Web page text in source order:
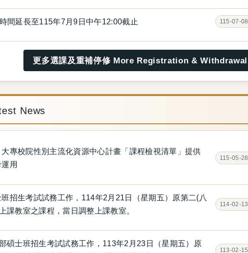
間延長至115年7月9日中午12:00截止 115-07-08
更多選課及重補停修 More Registration & Withdrawal
News
大專校院性別主流化資源中心計畫「課程檢視清單」提供
用
115-05-28
招生考試試務工作，114年2月21日（星期五）原第二(八
課教室之課程，當日調整上課教室。
114-02-13
碩士班招生考試試務工作，113年2月23日（星期五）原
113-02-15